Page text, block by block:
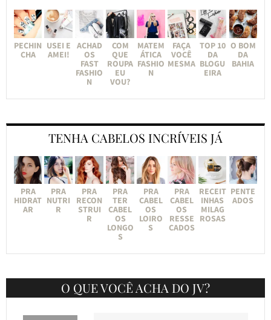
PECHIN
CHA
USEI E
AMEI!
ACHAD
OS
FAST
FASHIO
N
COM
QUE
ROUPA
EU
VOU?
MATEM
ÁTICA
FASHIO
N
FAÇA
VOCÊ
MESMA
TOP 10
DA
BLOGU
EIRA
O BOM
DA
BAHIA
TENHA CABELOS INCRÍVEIS JÁ
PRA
HIDRAT
AR
PRA
NUTRI
R
PRA
RECON
STRUI
R
PRA
TER
CABEL
OS
LONGO
S
PRA
CABEL
OS
LOIRO
S
PRA
CABEL
OS
RESSE
CADOS
RECEIT
INHAS
MILAG
ROSAS
PENTE
ADOS
O QUE VOCÊ ACHA DO JV?